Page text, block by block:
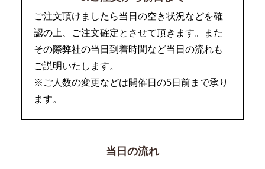
ご注文頂けましたら当日の空き状況などを確
認の上、ご注文確定とさせて頂きます。また
その際弊社の当日到着時間など当日の流れも
ご説明いたします。
※ご人数の変更などは開催日の5日前まで承り
ます。
当日の流れ